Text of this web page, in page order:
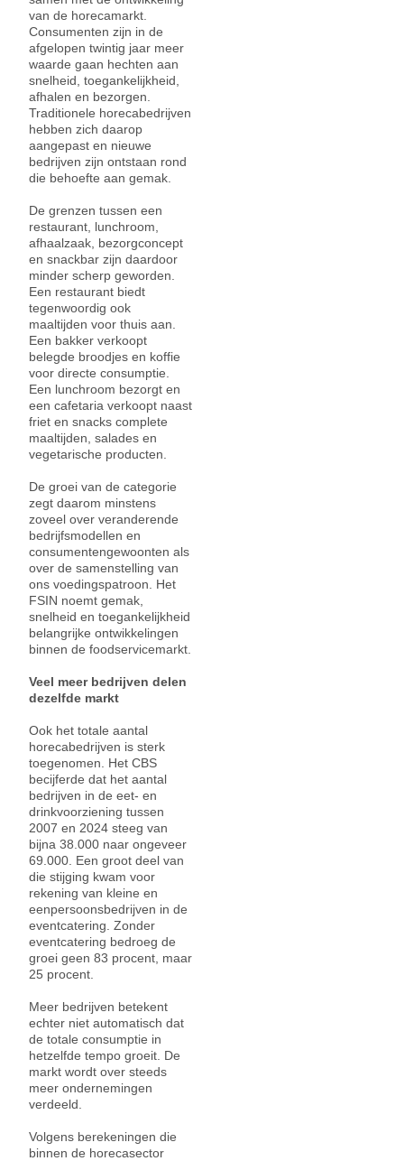
van de horecamarkt.
Consumenten zijn in de
afgelopen twintig jaar meer
waarde gaan hechten aan
snelheid, toegankelijkheid,
afhalen en bezorgen.
Traditionele horecabedrijven
hebben zich daarop
aangepast en nieuwe
bedrijven zijn ontstaan rond
die behoefte aan gemak.
De grenzen tussen een
restaurant, lunchroom,
afhaalzaak, bezorgconcept
en snackbar zijn daardoor
minder scherp geworden.
Een restaurant biedt
tegenwoordig ook
maaltijden voor thuis aan.
Een bakker verkoopt
belegde broodjes en koffie
voor directe consumptie.
Een lunchroom bezorgt en
een cafetaria verkoopt naast
friet en snacks complete
maaltijden, salades en
vegetarische producten.
De groei van de categorie
zegt daarom minstens
zoveel over veranderende
bedrijfsmodellen en
consumentengewoonten als
over de samenstelling van
ons voedingspatroon. Het
FSIN noemt gemak,
snelheid en toegankelijkheid
belangrijke ontwikkelingen
binnen de foodservicemarkt.
Veel meer bedrijven delen
dezelfde markt
Ook het totale aantal
horecabedrijven is sterk
toegenomen. Het CBS
becijferde dat het aantal
bedrijven in de eet- en
drinkvoorziening tussen
2007 en 2024 steeg van
bijna 38.000 naar ongeveer
69.000. Een groot deel van
die stijging kwam voor
rekening van kleine en
eenpersoonsbedrijven in de
eventcatering. Zonder
eventcatering bedroeg de
groei geen 83 procent, maar
25 procent.
Meer bedrijven betekent
echter niet automatisch dat
de totale consumptie in
hetzelfde tempo groeit. De
markt wordt over steeds
meer ondernemingen
verdeeld.
Volgens berekeningen die
binnen de horecasector